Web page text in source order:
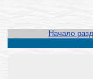
Начало